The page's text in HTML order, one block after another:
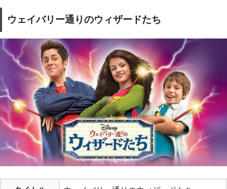
ウェイバリー通りのウィザードたち